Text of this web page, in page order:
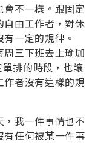
不一樣。跟固定
自由工作者，對休
一定的規律。
三下班去上瑜珈
排的時段，也讓
作者沒有這樣的規
我一件事情也不
有任何被某一件事